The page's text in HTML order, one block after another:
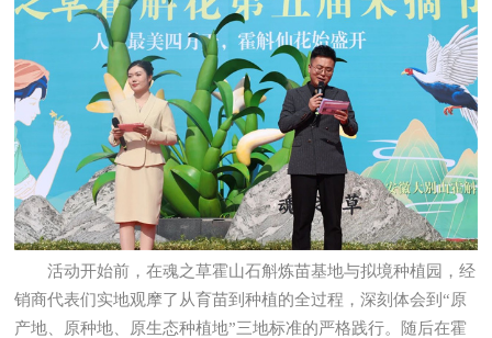
活动开始前，在魂之草霍山石斛炼苗基地与拟境种植园，经
销商代表们实地观摩了从育苗到种植的全过程，深刻体会到“原
产地、原种地、原生态种植地”三地标准的严格践行。随后在霍